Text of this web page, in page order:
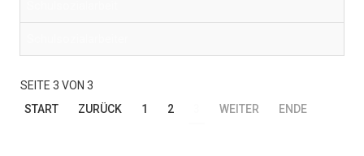
SEITE 3 VON 3
START
ZURÜCK 1 2 WEITER ENDE